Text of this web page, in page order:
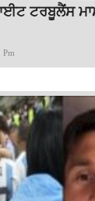
ਟਰਬੂਲੈਂਸ